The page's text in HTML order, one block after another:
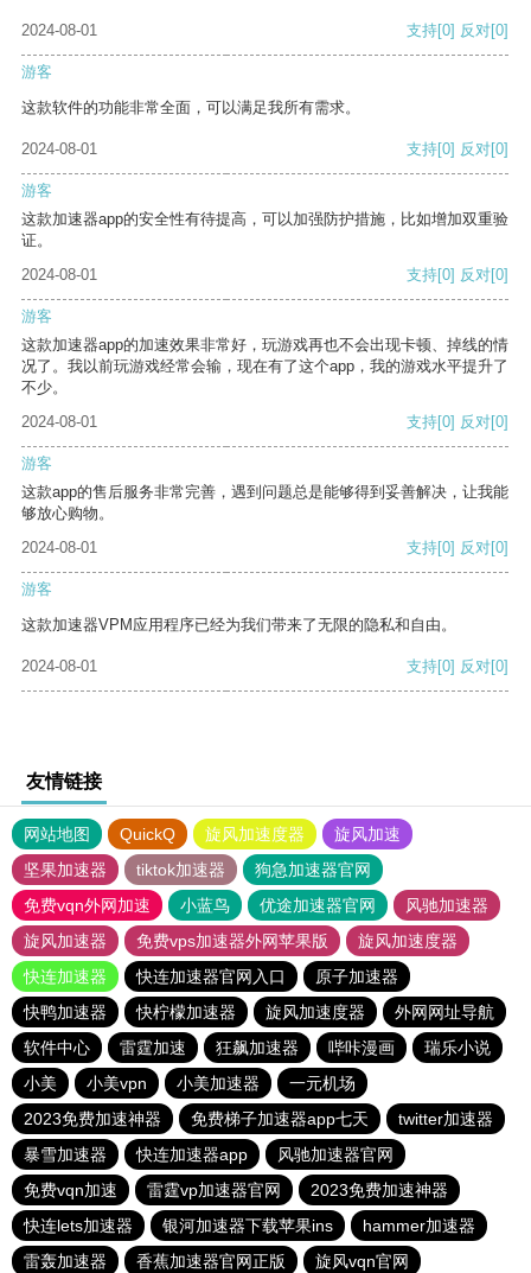
2024-08-01 支持[0] 反对[0]
游客
这款软件的功能非常全面，可以满足我所有需求。
2024-08-01 支持[0] 反对[0]
游客
这款加速器app的安全性有待提高，可以加强防护措施，比如增加双重验
证。
2024-08-01
支持[0] 反对[0]
游客
这款加速器app的加速效果非常好，玩游戏再也不会出现卡顿、掉线的情
况了。我以前玩游戏经常会输，现在有了这个app，我的游戏水平提升了
不少。
2024-08-01
支持[0] 反对[0]
游客
这款app的售后服务非常完善，遇到问题总是能够得到妥善解决，让我能
够放心购物。
2024-08-01
支持[0] 反对[0]
游客
这款加速器VPM应用程序已经为我们带来了无限的隐私和自由。
2024-08-01 支持[0] 反对[0]
友情链接
网站地图 QuickQ 旋风加速度器
旋风加速
坚果加速器
tiktok加速器
狗急加速器官网
免费vqn外网加速
小蓝鸟 优途加速器官网
风驰加速器
旋风加速器
免费vps加速器外网苹果版
旋风加速度器
快连加速器
快连加速器官网入口
原子加速器
快鸭加速器
快柠檬加速器 旋风加速度器
外网网址导航
软件中心
雷霆加速 狂飙加速器 哔咔漫画
瑞乐小说
小美
小美vpn 小美加速器
一元机场
2023免费加速神器
免费梯子加速器app七天
twitter加速器
暴雪加速器
快连加速器app
风驰加速器官网
免费vqn加速
雷霆vp加速器官网
2023免费加速神器
快连lets加速器
银河加速器下载苹果ins
hammer加速器
雷轰加速器
香蕉加速器官网正版 旋风vqn官网